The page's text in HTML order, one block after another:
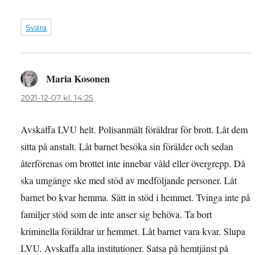
Svara
Maria Kosonen
2021-12-07 kl. 14:25
Avskaffa LVU helt. Polisanmält föräldrar för brott. Låt dem
sitta på anstalt. Låt barnet besöka sin förälder och sedan
återförenas om brottet inte innebar våld eller övergrepp. Då
ska umgänge ske med stöd av medföljande personer. Låt
barnet bo kvar hemma. Sätt in stöd i hemmet. Tvinga inte på
familjer stöd som de inte anser sig behöva. Ta bort
kriminella föräldrar ur hemmet. Låt barnet vara kvar. Slupa
LVU. Avskaffa alla institutioner. Satsa på hemtjänst på